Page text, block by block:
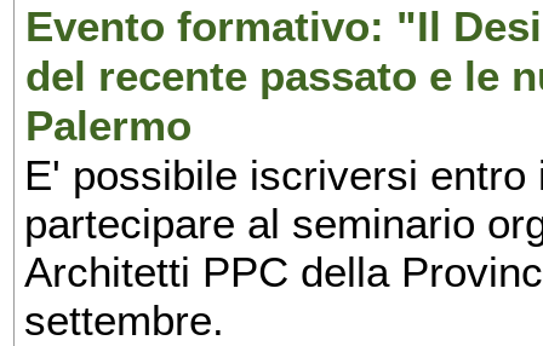
Evento formativo: "Il
del recente passato e le
Palermo
E' possibile iscriversi
partecipare al seminario
Architetti PPC della
settembre.